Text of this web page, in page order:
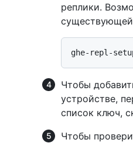
реплики.
Чтобы
устройстве,
список ключ,
Чтобы